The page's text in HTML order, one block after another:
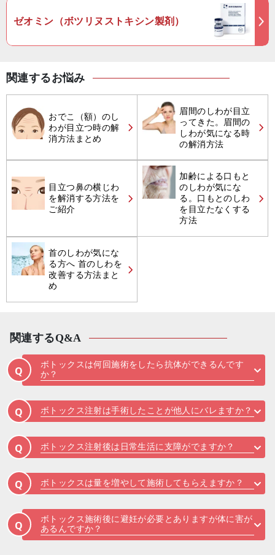
ゼオミン（ボツリヌストキシン製剤）
関連するお悩み
おでこ（額）のし
わが目立つ時の解
消方法まとめ
眉間のしわが目立
ってきた。眉間の
しわが気になる時
の解消方法
目立つ鼻の横じわ
を解消する方法を
ご紹介
加齢による口もと
のしわが気にな
る。口もとのしわ
を目立たなくする
方法
首のしわが気にな
る方へ 首のしわを
改善する方法まと
め
関連するQ&A
Q
ボトックスは何回施術をしたら抗体ができるんです
か？
Q ボトックス注射は手術したことが他人にバレますか？
Q ボトックス注射後は日常生活に支障がでますか？
Q ボトックスは量を増やして施術してもらえますか？
Q
ボトックス施術後に避妊が必要とありますが体に害が
あるんですか？